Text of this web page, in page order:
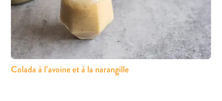
Colada à l’avoine et à la narangille